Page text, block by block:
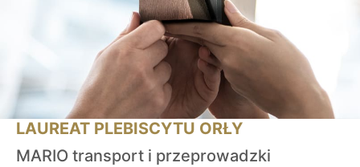
LAUREAT PLEBISCYTU ORŁY
MARIO transport i przeprowadzki